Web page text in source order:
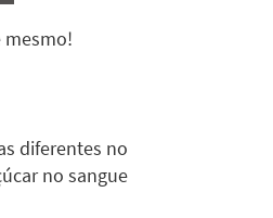
mesmo!
diferentes no
no sangue